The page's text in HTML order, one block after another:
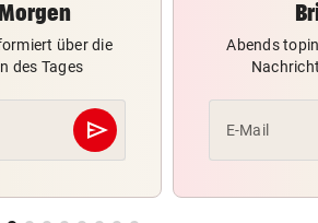
über die
des Tages
send
Abschicken
Abends
E-Mail